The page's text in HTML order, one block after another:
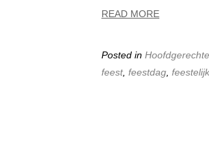
READ MORE
Posted in
feest, feestdag feestelijk